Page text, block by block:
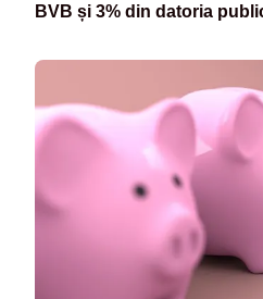
BVB și 3% din datoria